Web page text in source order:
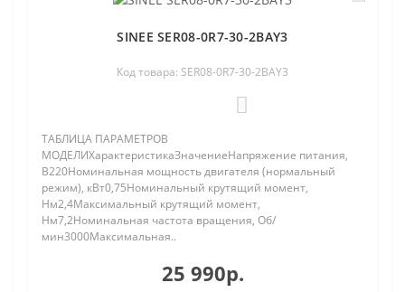
SINEE SER08-0R7-30-2BAY3
Код товара: SER08-0R7-30-2BAY3
ТАБЛИЦА ПАРАМЕТРОВ
МОДЕЛИХарактеристикаЗначениеНапряжение питания,
В220Номинальная мощность двигателя (нормальный
режим), кВт0,75Номинальный крутящий момент,
Нм2,4Максимальный крутящий момент,
Нм7,2Номинальная частота вращения, Об/
мин3000Максимальная..
25 990р.